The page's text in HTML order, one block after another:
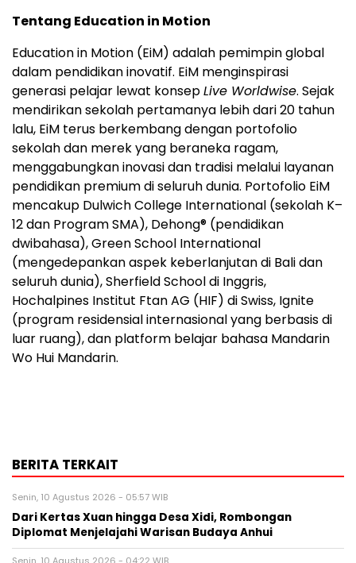
Tentang Education in Motion
Education in Motion (EiM) adalah pemimpin global
dalam pendidikan inovatif. EiM menginspirasi
generasi pelajar lewat konsepLive Worldwise. Sejak
mendirikan sekolah pertamanya lebih dari 20 tahun
lalu, EiM terus berkembang dengan portofolio
sekolah dan merek yang beraneka ragam,
menggabungkan inovasi dan tradisi melalui layanan
pendidikan premium di seluruh dunia. Portofolio EiM
mencakup Dulwich College International (sekolah K–
12 dan Program SMA), Dehong® (pendidikan
dwibahasa), Green School International
(mengedepankan aspek keberlanjutan di Bali dan
seluruh dunia), Sherfield School di Inggris,
Hochalpines Institut Ftan AG (HIF) di Swiss, Ignite
(program residensial internasional yang berbasis di
luar ruang), dan platform belajar bahasa Mandarin
Wo Hui Mandarin.
BERITA TERKAIT
Senin, 10 Agustus 2026 - 05:57 WIB
Dari Kertas Xuan hingga Desa Xidi, Rombongan
Diplomat Menjelajahi Warisan Budaya Anhui